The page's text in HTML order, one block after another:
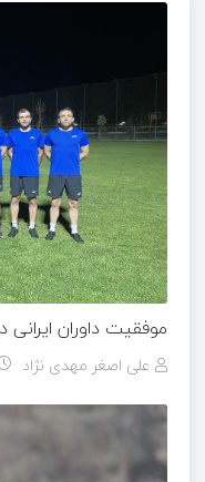
موفقیت داوران ایرانی
علی اصغر مهدی نژاد